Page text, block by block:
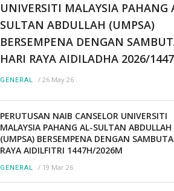
UNIVERSITI MALAYSIA PAHANG
SULTAN ABDULLAH (UMPSA)
BERSEMPENA DENGAN
HARI RAYA AIDILADHA 2026/
GENERAL / 26 May 26
PERUTUSAN NAIB CANSELOR UNIVERSITI
MALAYSIA PAHANG AL-SULTAN ABDULLAH
(UMPSA) BERSEMPENA DENGAN
RAYA AIDILFITRI 1447H/2026M
GENERAL / 19 Mar 26